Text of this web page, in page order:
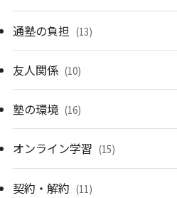
通塾の負担 (13)
友人関係 (10)
塾の環境 (16)
オンライン学習 (15)
契約・解約 (11)